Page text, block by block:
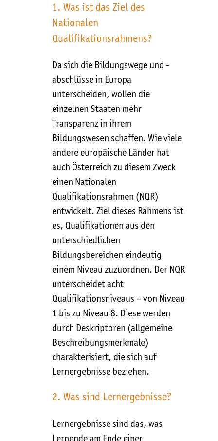
1. Was ist das Ziel des
Nationalen
Qualifikationsrahmens?
Da sich die Bildungswege und -
abschlüsse in Europa
unterscheiden, wollen die
einzelnen Staaten mehr
Transparenz in ihrem
Bildungswesen schaffen. Wie viele
andere europäische Länder hat
auch Österreich zu diesem Zweck
einen Nationalen
Qualifikationsrahmen (NQR)
entwickelt. Ziel dieses Rahmens ist
es, Qualifikationen aus den
unterschiedlichen
Bildungsbereichen eindeutig
einem Niveau zuzuordnen. Der NQR
unterscheidet acht
Qualifikationsniveaus – von Niveau
1 bis zu Niveau 8. Diese werden
durch Deskriptoren (allgemeine
Beschreibungsmerkmale)
charakterisiert, die sich auf
Lernergebnisse beziehen.
2. Was sind Lernergebnisse?
Lernergebnisse sind das, was
Lernende am Ende einer